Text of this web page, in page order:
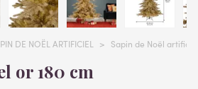
DE NOËL ARTIFICIEL > Sapin de Noël
or 180 cm